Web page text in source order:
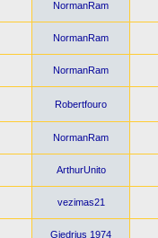
NormanRam
NormanRam
NormanRam
Robertfouro
NormanRam
ArthurUnito
vezimas21
Giedrius 1974